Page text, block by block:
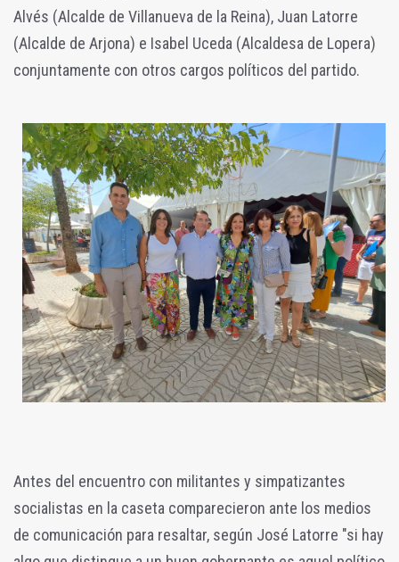
Alvés (Alcalde de Villanueva de la Reina), Juan Latorre
(Alcalde de Arjona) e Isabel Uceda (Alcaldesa de Lopera)
conjuntamente con otros cargos políticos del partido.
Antes del encuentro con militantes y simpatizantes
socialistas en la caseta comparecieron ante los medios
de comunicación para resaltar, según José Latorre "si hay